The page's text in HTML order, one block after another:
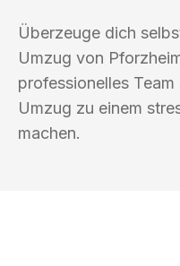
Überzeuge dich
Umzug von
professionelles
Umzug zu einem
machen.